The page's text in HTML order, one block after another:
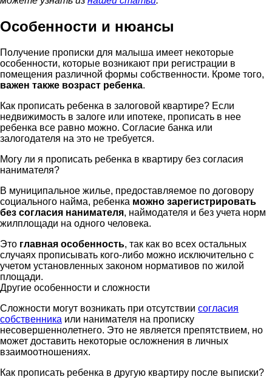
Особенности и нюансы
Получение прописки для малыша имеет некоторые
особенности, которые возникают при регистрации в
помещения различной формы собственности. Кроме того,
важен также возраст ребенка.
Как прописать ребенка в залоговой квартире? Если
недвижимость в залоге или ипотеке, прописать в нее
ребенка все равно можно. Согласие банка или
залогодателя на это не требуется.
Могу ли я прописать ребенка в квартиру без согласия
нанимателя?
В муниципальное жилье, предоставляемое по договору
социального найма, ребенка можно зарегистрировать
без согласия нанимателя, наймодателя и без учета норм
жилплощади на одного человека.
Это главная особенность, так как во всех остальных
случаях прописывать кого-либо можно исключительно с
учетом установленных законом нормативов по жилой
площади.
Другие особенности и сложности
Сложности могут возникать при отсутствии согласия
собственника или нанимателя на прописку
несовершеннолетнего. Это не является препятствием, но
может доставить некоторые осложнения в личных
взаимоотношениях.
Как прописать ребенка в другую квартиру после выписки?